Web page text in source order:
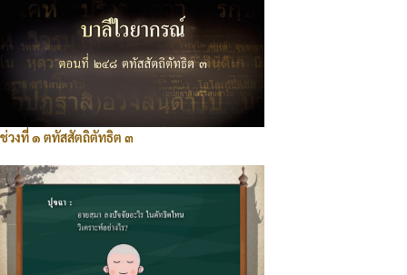
ช่วงที่ ๑ ตทัสสัตถิตัทธิต ๓